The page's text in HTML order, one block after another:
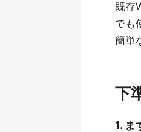
既存
でも
簡単
下
1. ま